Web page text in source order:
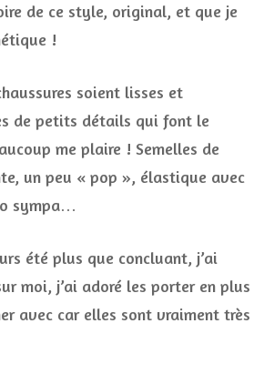
de ce style, original, et que je
!
soient lisses et
de petits détails qui font le
me plaire ! Semelles de
un peu « pop », élastique avec
sympa…
été plus que concluant, j’ai
moi, j’ai adoré les porter en plus
avec car elles sont vraiment très